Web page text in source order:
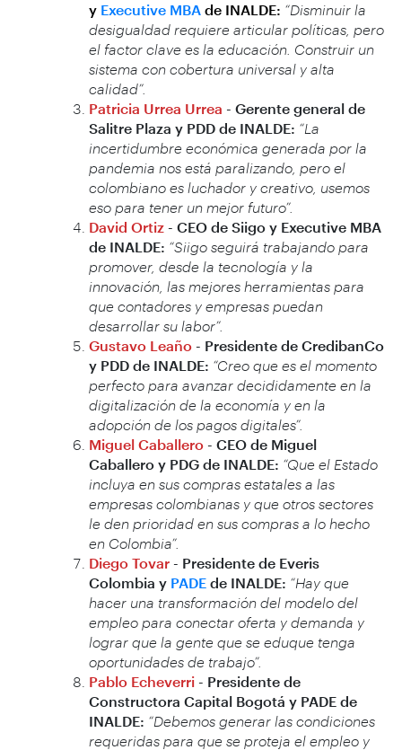
y Executive MBA de INALDE: “Disminuir la
desigualdad requiere articular políticas, pero
el factor clave es la educación. Construir un
sistema con cobertura universal y alta
calidad”.
Patricia Urrea Urrea -Gerente general de
Salitre Plaza y PDD de INALDE: “La
incertidumbre económica generada por la
pandemia nos está paralizando, pero el
colombiano es luchador y creativo, usemos
eso para tener un mejor futuro”.
David Ortiz - CEO de Siigo y Executive MBA
de INALDE: “Siigo seguirá trabajando para
promover, desde la tecnología y la
innovación, las mejores herramientas para
que contadores y empresas puedan
desarrollar su labor”.
Gustavo Leaño- Presidente de CredibanCo
y PDD de INALDE: “Creo que es el momento
perfecto para avanzar decididamente en la
digitalización de la economía y en la
adopción de los pagos digitales”.
Miguel Caballero - CEO de Miguel
Caballero y PDG de INALDE: “Que el Estado
incluya en sus compras estatales a las
empresas colombianas y que otros sectores
le den prioridad en sus compras a lo hecho
en Colombia”.
Diego Tovar- Presidente de Everis
Colombia y PADE de INALDE: “Hay que
hacer una transformación del modelo del
empleo para conectar oferta y demanda y
lograr que la gente que se eduque tenga
oportunidades de trabajo”.
Pablo Echeverri - Presidente de
Constructora Capital Bogotá y PADE de
INALDE: “Debemos generar las condiciones
requeridas para que se proteja el empleo y